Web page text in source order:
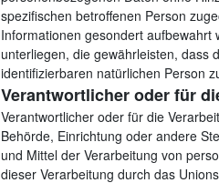
spezifischen betroffenen Person
Informationen gesondert
unterliegen, die gewährleisten, dass
identifizierbaren natürlichen Person
Verantwortlicher oder für
Verantwortlicher oder für die
Behörde, Einrichtung oder andere
und Mittel der Verarbeitung von
dieser Verarbeitung durch das